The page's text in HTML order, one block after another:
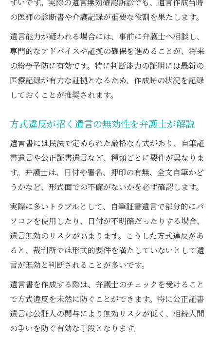
介
弁護士が実務で遭遇した無効認定事例
遺言無効の立証方法を弁護士が詳述
遺言無効主張に必要な証拠の集め方と注意点
弁護士が教える遺言無効証拠の種類と収集
法
医療記録の重要性を弁護士が強調
弁護士が解説する証人選定のポイント
弁護士が語る証拠不備によるリスク
の医師の診断書や介護記録が重要な役割を果たします。
遺言能力が疑われる場合には、事前に弁護士へ相談し、
専門的なアドバイスや証拠の確保を進めることが、将来
の紛争予防に有効です。特に判断能力の証明には最新の
医療記録が有力な証拠となるため、作成時の状況を記録
しておくことが推奨されます。
方式違反が招く遺言の無効性を弁護士が解説
遺言書には民法で定められた厳格な方式があり、自筆証
書遺言や公正証書遺言など、種類ごとに要件が異なりま
す。弁護士は、日付や署名、押印の有無、全文自筆かど
うかなど、形式面での不備がないかを必ず確認します。
実際に多いトラブルとして、自筆証書遺言で部分的にパ
ソコンを使用したり、日付が不明確だったりする場合、
遺言無効のリスクが高まります。こうした方式違反があ
ると、裁判所では形式的要件を満たしていないとして遺
言が無効と判断されることが多いです。
遺言書を作成する際は、弁護士のチェックを受けること
で方式違反を未然に防ぐことができます。特に公正証書
遺言は公証人の関与により無効リスクが低く、相続人間
の争いを防ぐ有効な手段となります。